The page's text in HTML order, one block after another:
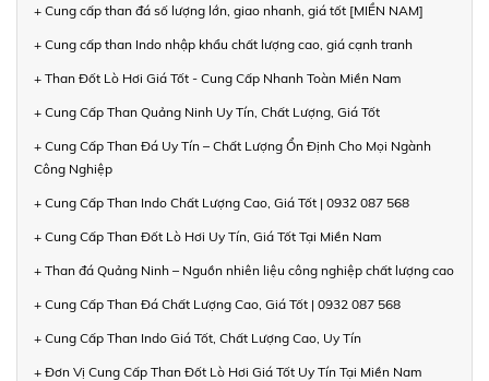
+ Cung cấp than đá số lượng lớn, giao nhanh, giá tốt [MIỀN NAM]
+ Cung cấp than Indo nhập khẩu chất lượng cao, giá cạnh tranh
+ Than Đốt Lò Hơi Giá Tốt - Cung Cấp Nhanh Toàn Miền Nam
+ Cung Cấp Than Quảng Ninh Uy Tín, Chất Lượng, Giá Tốt
+ Cung Cấp Than Đá Uy Tín – Chất Lượng Ổn Định Cho Mọi Ngành
Công Nghiệp
+ Cung Cấp Than Indo Chất Lượng Cao, Giá Tốt | 0932 087 568
+ Cung Cấp Than Đốt Lò Hơi Uy Tín, Giá Tốt Tại Miền Nam
+ Than đá Quảng Ninh – Nguồn nhiên liệu công nghiệp chất lượng cao
+ Cung Cấp Than Đá Chất Lượng Cao, Giá Tốt | 0932 087 568
+ Cung Cấp Than Indo Giá Tốt, Chất Lượng Cao, Uy Tín
+ Đơn Vị Cung Cấp Than Đốt Lò Hơi Giá Tốt Uy Tín Tại Miền Nam